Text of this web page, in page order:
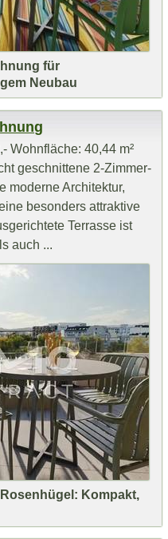
für
Neubau
Wohnfläche: 40,44 m²
geschnittene 2-Zimmer-
moderne Architektur,
besonders attraktive
Terrasse ist
auch ...
Kompakt,